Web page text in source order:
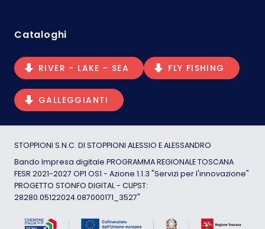
Cataloghi
RIVER - LAKE - SEA FLY FISHING
GALLEGGIANTI
STOPPIONI S.N.C. DI STOPPIONI ALESSIO E ALESSANDRO
Bando Impresa digitale PROGRAMMA REGIONALE TOSCANA
FESR 2021-2027 OP1 OS1 - Azione 1.1.3 "Servizi per l'innovazione"
PROGETTO STONFO DIGITAL - CUPST:
28280.05122024.087000171_3527"